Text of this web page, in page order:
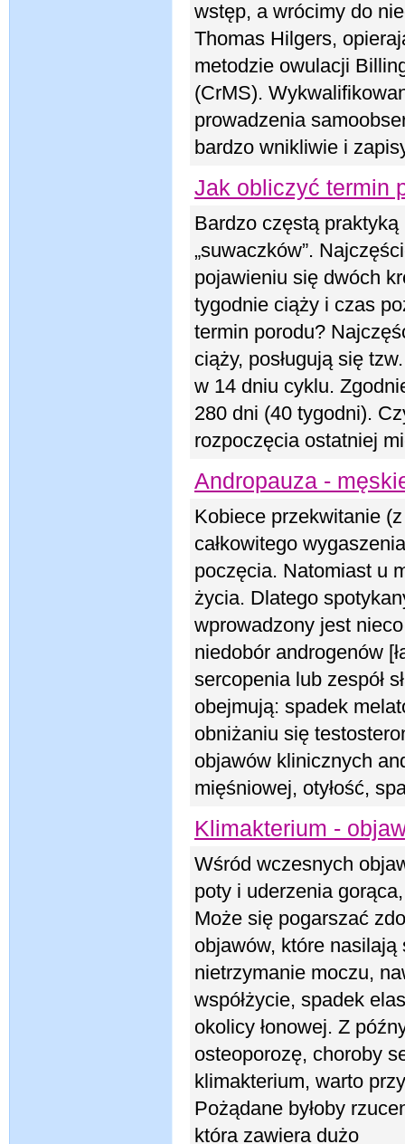
wstęp, a wrócimy do
Thomas Hilgers,
metodzie owulacji
(CrMS).
prowadzenia
bardzo wnikliwie i
Jak obliczyć termin
Bardzo częstą
„suwaczków”.
pojawieniu się dwóch
tygodnie ciąży i czas
termin porodu?
ciąży, posługują się
w 14 dniu cyklu.
280 dni (40 tygodni).
rozpoczęcia ostatniej
Andropauza -
Kobiece przekwitanie
całkowitego
poczęcia. Natomiast u
życia. Dlatego
wprowadzony jest
niedobór androgenów
sercopenia lub zespół
obejmują: spadek
obniżaniu się
objawów klinicznych
mięśniowej, otyłość,
Klimakterium -
Wśród wczesnych
poty i uderzenia
Może się pogarszać
objawów, które
nietrzymanie moczu,
współżycie, spadek
okolicy łonowej. Z
osteoporozę, choroby
klimakterium, warto
Pożądane byłoby
która zawiera dużo